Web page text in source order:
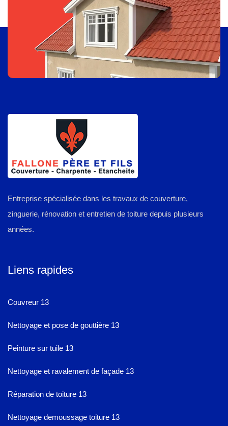
Entreprise spécialisée dans les travaux de couverture,
zinguerie, rénovation et entretien de toiture depuis plusieurs
années.
Liens rapides
Couvreur 13
Nettoyage et pose de gouttière 13
Peinture sur tuile 13
Nettoyage et ravalement de façade 13
Réparation de toiture 13
Nettoyage demoussage toiture 13